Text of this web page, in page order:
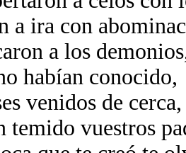
a ira con
a los
habían conocido,
venidos de
temido vuestros